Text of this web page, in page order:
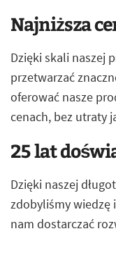
Najniższa
Dzięki skali naszej
przetwarzać
oferować nasze
cenach, bez utraty
25 lat
Dzięki naszej
zdobyliśmy wiedzę
nam dostarczać